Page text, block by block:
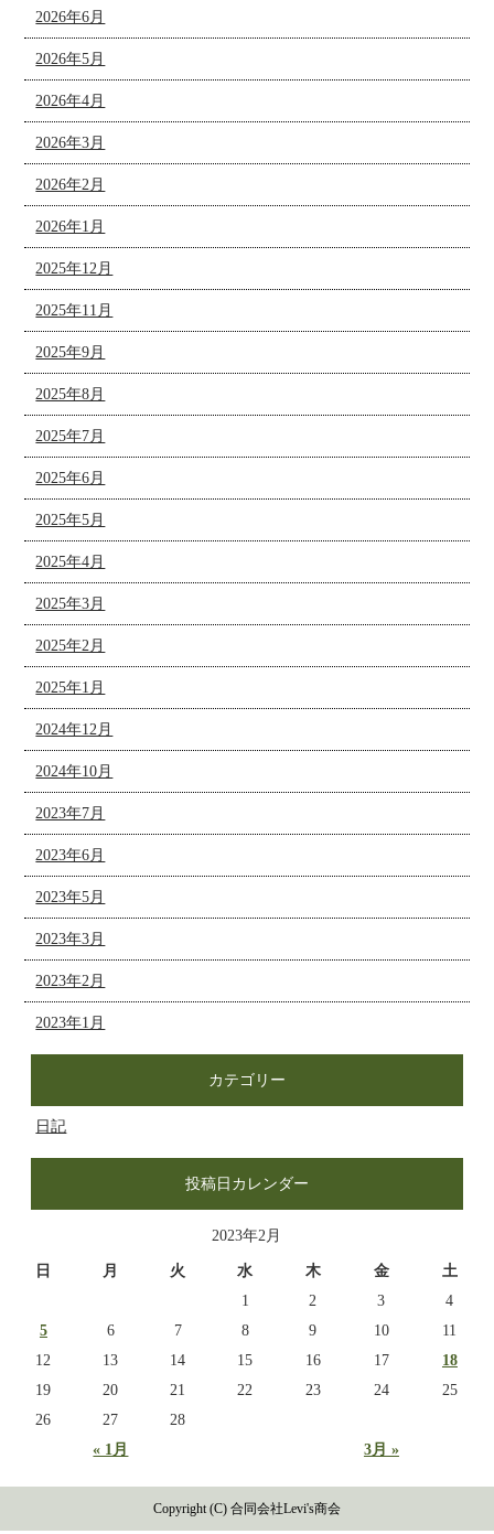
2026年6月
2026年5月
2026年4月
2026年3月
2026年2月
2026年1月
2025年12月
2025年11月
2025年9月
2025年8月
2025年7月
2025年6月
2025年5月
2025年4月
2025年3月
2025年2月
2025年1月
2024年12月
2024年10月
2023年7月
2023年6月
2023年5月
2023年3月
2023年2月
2023年1月
カテゴリー
日記
投稿日カレンダー
2023年2月
日 月 火 水 木 金 土
« 1月 3月 »
1 2 3
4
5
6 7 8 9 10
11
12
13 14 15 16 17
18
19
20 21 22 23 24
25
26
27 28
Copyright (C) 合同会社Levi's商会